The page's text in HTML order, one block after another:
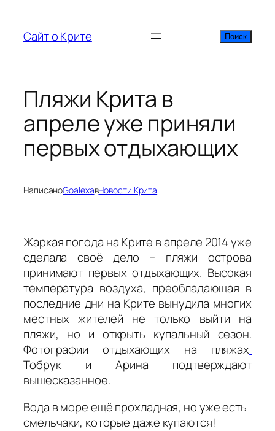
содержимому
Сайт о Крите Поиск
Поиск
Пляжи Крита в
апреле уже приняли
первых отдыхающих
НаписаноGoalexaвНовости Крита
Жаркая погода на Крите в апреле 2014 уже
сделала своё дело – пляжи острова
принимают первых отдыхающих. Высокая
температура воздуха, преобладающая в
последние дни на Крите вынудила многих
местных жителей не только выйти на
пляжи, но и открыть купальный сезон.
Фотографии отдыхающих на пляжах
Тобрук и Арина подтверждают
вышесказанное.
Вода в море ещё прохладная, но уже есть
смельчаки, которые даже купаются!